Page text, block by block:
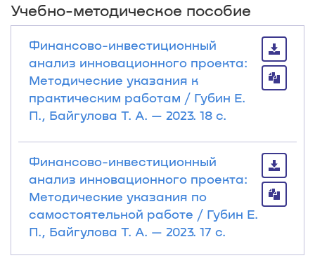
Учебно-методическое пособие
Финансово-инвестиционный
анализ инновационного проекта:
Методические указания к
практическим работам / Губин Е.
П., Байгулова Т. А. — 2023. 18 с.
Финансово-инвестиционный
анализ инновационного проекта:
Методические указания по
самостоятельной работе / Губин Е.
П., Байгулова Т. А. — 2023. 17 с.